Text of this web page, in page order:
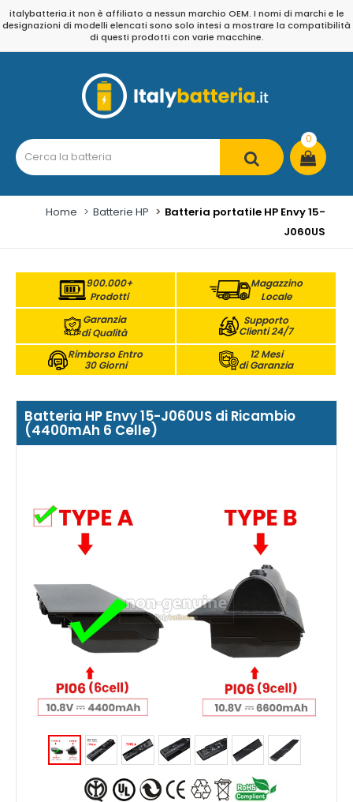
italybatteria.it non è affiliato a nessun marchio OEM. I nomi di marchi e le
designazioni di modelli elencati sono solo intesi a mostrare la compatibilità
di questi prodotti con varie macchine.
0
Home Batterie HP
Batteria portatile HP Envy 15-
J060US
900.000+
Prodotti
Magazzino
Locale
Garanzia
di Qualità
Supporto
Clienti 24/7
Rimborso Entro
30 Giorni
12 Mesi
di Garanzia
Batteria HP Envy 15-J060US di Ricambio
(4400mAh 6 Celle)